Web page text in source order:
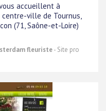
accueillent à
ville de Tournus,
(71, Saône-et-Loire)
fleuriste- Site pro